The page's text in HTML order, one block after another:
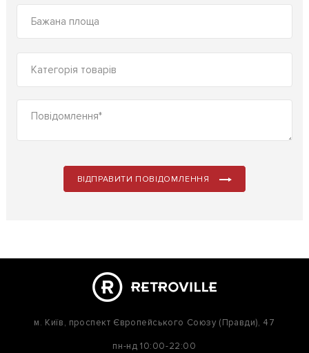
ВІДПРАВИТИ ПОВІДОМЛЕННЯ
м. Київ, проспект Європейського Союзу (Правди), 47
пн-нд 10:00-22:00